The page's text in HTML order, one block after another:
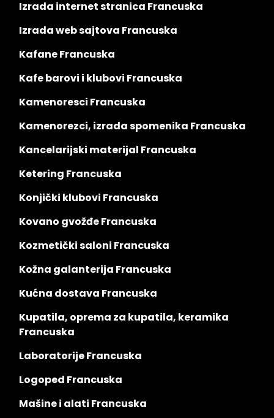
Izrada internet stranica Francuska
Izrada web sajtova Francuska
Kafane Francuska
Kafe barovi i klubovi Francuska
Kamenoresci Francuska
Kamenorezci, izrada spomenika Francuska
Kancelarijski materijal Francuska
Ketering Francuska
Konjički klubovi Francuska
Kovano gvožđe Francuska
Kozmetički saloni Francuska
Kožna galanterija Francuska
Kućna dostava Francuska
Kupatila, oprema za kupatila, keramika
Francuska
Laboratorije Francuska
Logoped Francuska
Mašine i alati Francuska